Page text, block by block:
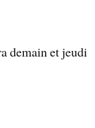
demain et jeudi